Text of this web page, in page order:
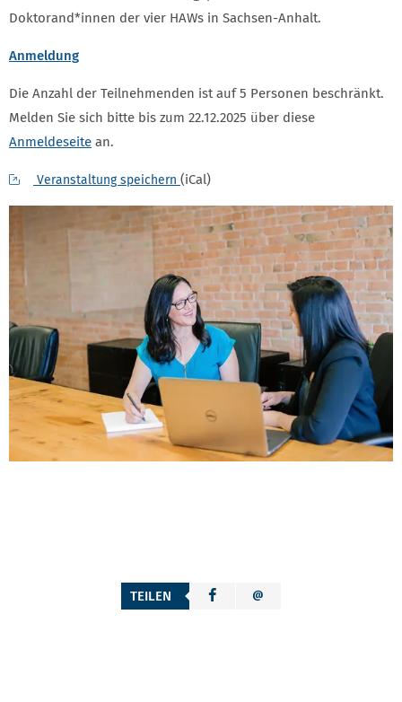
Doktorand*innen der vier HAWs in Sachsen-Anhalt.
Anmeldung
Die Anzahl der Teilnehmenden ist auf 5 Personen beschränkt.
Melden Sie sich bitte bis zum 22.12.2025 über diese
Anmeldeseite an.
Veranstaltung speichern (iCal)
TEILEN